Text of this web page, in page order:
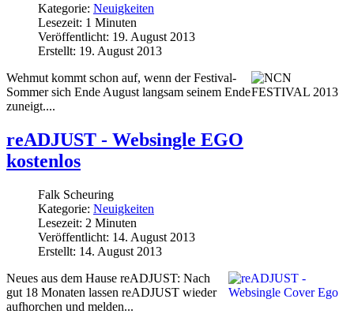
Kategorie: Neuigkeiten
Lesezeit: 1 Minuten
Veröffentlicht: 19. August 2013
Erstellt: 19. August 2013
Wehmut kommt schon auf, wenn der Festival-
Sommer sich Ende August langsam seinem Ende
zuneigt....
reADJUST - Websingle EGO
kostenlos
Falk Scheuring
Kategorie: Neuigkeiten
Lesezeit: 2 Minuten
Veröffentlicht: 14. August 2013
Erstellt: 14. August 2013
Neues aus dem Hause reADJUST: Nach
gut 18 Monaten lassen reADJUST wieder
aufhorchen und melden...